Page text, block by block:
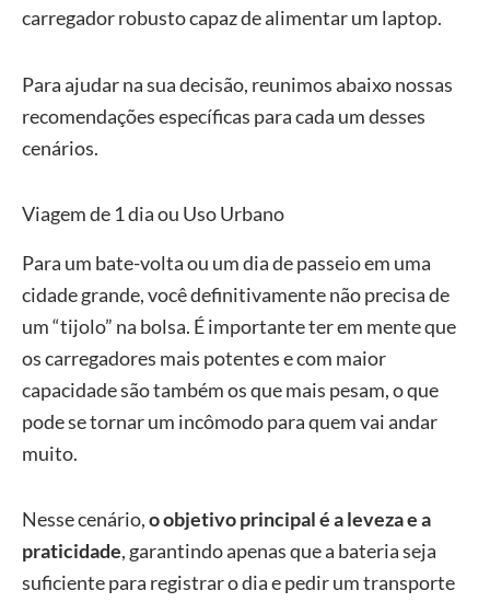
carregador robusto capaz de alimentar um laptop.
Para ajudar na sua decisão, reunimos abaixo nossas
recomendações específicas para cada um desses
cenários.
Viagem de 1 dia ou Uso Urbano
Para um bate-volta ou um dia de passeio em uma
cidade grande, você definitivamente não precisa de
um “tijolo” na bolsa. É importante ter em mente que
os carregadores mais potentes e com maior
capacidade são também os que mais pesam, o que
pode se tornar um incômodo para quem vai andar
muito.
Nesse cenário,o objetivo principal é a leveza e a
praticidade, garantindo apenas que a bateria seja
suficiente para registrar o dia e pedir um transporte